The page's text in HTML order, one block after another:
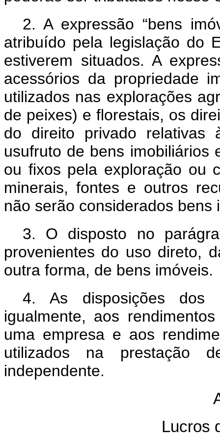
2. A expressão “bens
atribuído pela legislação do
estiverem situados. A
acessórios da propriedade
utilizados nas explorações
de peixes) e florestais, os
do direito privado relativas
usufruto de bens imobiliários
ou fixos pela exploração ou
minerais, fontes e outros
não serão considerados bens
3. O disposto no
provenientes do uso direto,
outra forma, de bens imóveis.
4. As disposições dos
igualmente, aos
uma empresa e aos
utilizados na prestação
independente.
Lucros